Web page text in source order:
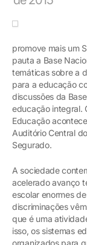
promove mais um
pauta a Base
temáticas sobre a
para a educação
discussões da
educação integral.
Educação
Auditório Central
Segurado.
A sociedade
acelerado avanço
escolar enormes
discriminações
que é uma
isso, os sistemas
organizados para